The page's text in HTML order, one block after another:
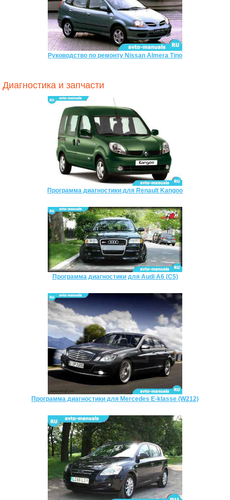
Руководство по ремонту Nissan Almera Tino
Диагностика и запчасти
Программа диагностики для Renault Kangoo
Программа диагностики для Audi A6 (C5)
Программа диагностики для Mercedes E-klasse (W212)